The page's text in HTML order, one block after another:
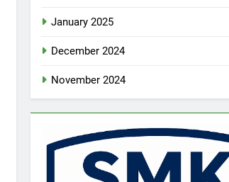
January 2025
December 2024
November 2024